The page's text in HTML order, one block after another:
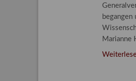
begangen
Marianne